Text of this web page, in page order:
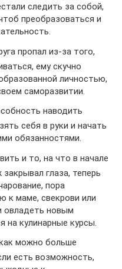
следить за собой,
преобразоваться и
пропал из-за того,
ему скучно
личностью,
саморазвитии.
наводить
себя в руки и начать
обязанностями.
и то, на что в начале
глаза, теперь
пора
к маме, свекрови или
овладеть новым
на кулинарные курсы.
можно больше
есть возможность,